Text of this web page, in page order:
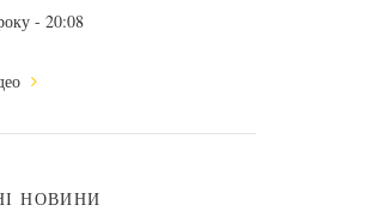
- 20:08
НОВИНИ